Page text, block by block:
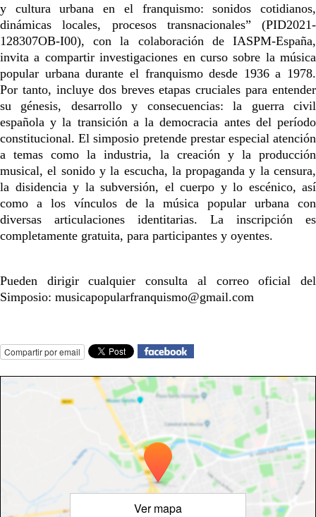
y cultura urbana en el franquismo: sonidos cotidianos,
dinámicas locales, procesos transnacionales” (PID2021-
128307OB-I00), con la colaboración de IASPM-España,
invita a compartir investigaciones en curso sobre la música
popular urbana durante el franquismo desde 1936 a 1978.
Por tanto, incluye dos breves etapas cruciales para entender
su génesis, desarrollo y consecuencias: la guerra civil
española y la transición a la democracia antes del período
constitucional. El simposio pretende prestar especial atención
a temas como la industria, la creación y la producción
musical, el sonido y la escucha, la propaganda y la censura,
la disidencia y la subversión, el cuerpo y lo escénico, así
como a los vínculos de la música popular urbana con
diversas articulaciones identitarias. La inscripción es
completamente gratuita, para participantes y oyentes.
Pueden dirigir cualquier consulta al correo oficial del
Simposio: musicapopularfranquismo@gmail.com
Compartir por email
Ver mapa